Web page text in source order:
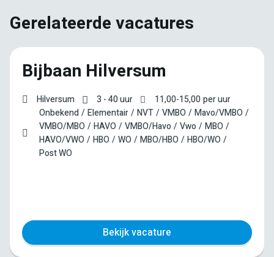
Gerelateerde vacatures
Bijbaan Hilversum
Hilversum 3 - 40 uur 11,00-15,00per uur
Onbekend
Elementair NVT VMBO
Mavo/VMBO
VMBO/MBO
HAVO VMBO/Havo Vwo
MBO
HAVO/VWO
HBO WO MBO/HBO
HBO/WO
Post WO
Bekijk vacature